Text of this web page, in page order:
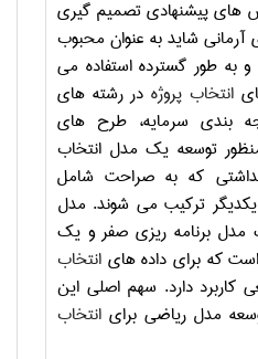
های پیشنهادی تصمیم گیری
آرمانی شاید به عنوان محبوب
و به طور گسترده استفاده می
انتخاب پروژهدر رشته های
بندی سرمایه، طرح های
توسعه یک مدل انتخاب
که به صراحت شامل
ترکیب می شوند. مدل
برنامه ریزی صفر و یک
که برای داده های انتخاب
کاربرد دارد. سهم اصلی این
مدل ریاضی برای انتخاب